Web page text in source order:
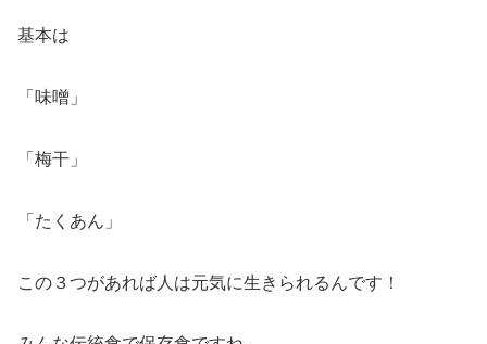
基本は
「味噌」
「梅干」
「たくあん」
この３つがあれば人は元気に生きられるんです！